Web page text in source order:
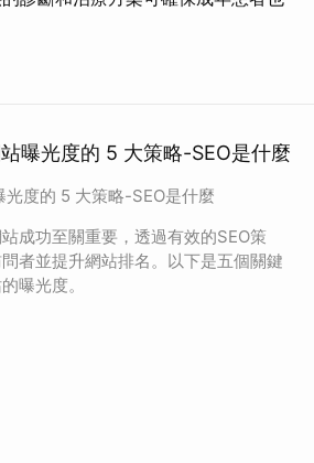
曝光度的 5 大策略-SEO是什麼
光度的 5 大策略-SEO是什麼
成功至關重要，透過有效的SEO策
者並提升網站排名。以下是五個關鍵
曝光度。